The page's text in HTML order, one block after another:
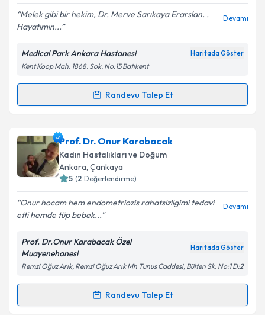
Metni'ni okudum ve kişisel verilerimin belirtilen
kapsamda işlenmesini kabul ediyorum.
Takvim Talebini Gönder
Melek gibi bir hekim, Dr. Merve Sarıkaya Erarslan. .
Hayatımın...
Devamı
Medical Park Ankara Hastanesi Haritada Göster
Kent Koop Mah. 1868. Sok. No:15 Batıkent
Randevu Talep Et
Randevu Takvimi Talebi
Op. Dr. Merve SARIKAYA ERASLAN
takvimi talebi oluşturun. Size bu uzmandan randevu
almanız için bir takvim hazırlandığında e-posta ile
bilgilendireceğiz.
E-posta Adresiniz
Kişisel verilerimin işlenmesine ilişkin
Metni'ni okudum ve kişisel verilerimin belirtilen
kapsamda işlenmesini kabul ediyorum.
Prof. Dr. Onur Karabacak
Kadın Hastalıkları ve Doğum
Ankara, Çankaya
5 (2 Değerlendirme)
Onur hocam hem endometriozis rahatsizligimi tedavi
etti hemde tüp bebek...
Devamı
Prof. Dr.Onur Karabacak Özel
Muayenehanesi
Haritada Göster
Remzi Oğuz Arık, Remzi Oğuz Arık Mh Tunus Caddesi, Bülten Sk. No:1 D:2
Randevu Talep Et
Randevu Takvimi Talebi